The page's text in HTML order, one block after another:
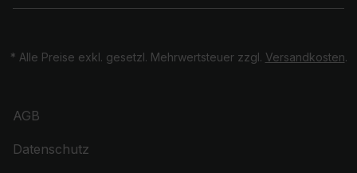
* Alle Preise exkl. gesetzl. Mehrwertsteuer zzgl. Versandkosten.
AGB
Datenschutz